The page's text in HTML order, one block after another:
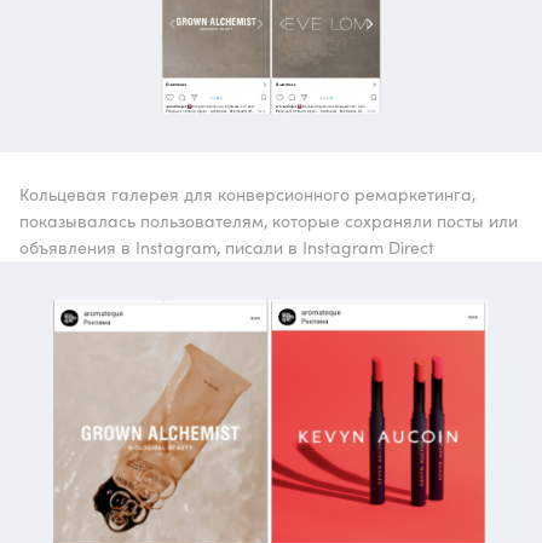
Кольцевая галерея для конверсионного ремаркетинга,
показывалась пользователям, которые сохраняли посты или
объявления в Instagram, писали в Instagram Direct